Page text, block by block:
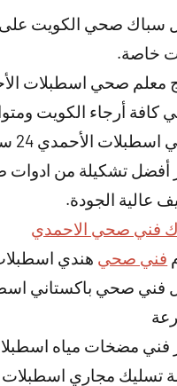
سباك صحي الكويت على
خاصة.
معلم صحي اسطبلات
كافة أرجاء الكويت
الأحمدي 24 ساعة
أفضل تشكيلة من ادوات
عالية الجودة.
فني صحي الاحمدي
فني صحي هندي
فني صحي باكستاني
فني مضخات مياه
تسليك مجاري اسطبلات